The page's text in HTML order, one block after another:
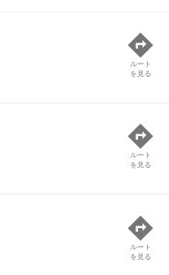
ルート
を見る
ルート
を見る
ルート
を見る